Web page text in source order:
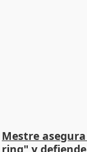
Mestre
ring" y